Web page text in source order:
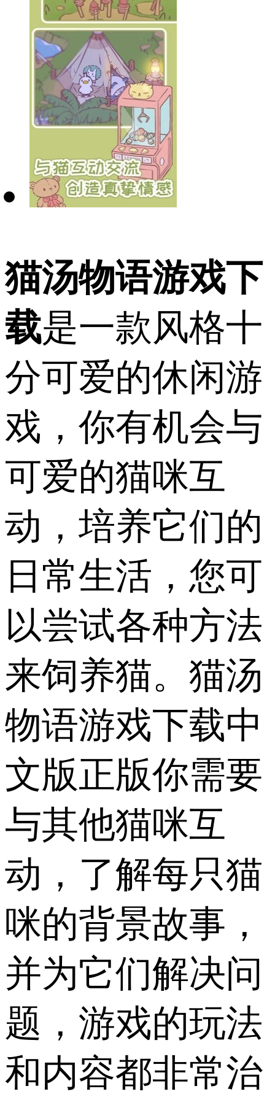
猫汤物语游戏下
载是一款风格十
分可爱的休闲游
戏，你有机会与
可爱的猫咪互
动，培养它们的
日常生活，您可
以尝试各种方法
来饲养猫。猫汤
物语游戏下载中
文版正版你需要
与其他猫咪互
动，了解每只猫
咪的背景故事，
并为它们解决问
题，游戏的玩法
和内容都非常治